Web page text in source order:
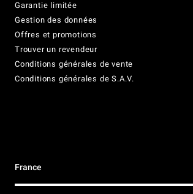
Garantie limitée
Gestion des données
Offres et promotions
Trouver un revendeur
Conditions générales de vente
Conditions générales de S.A.V.
France